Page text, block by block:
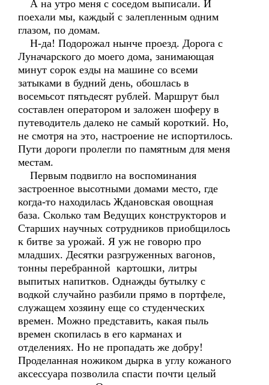
А на утро меня с соседом выписали. И
поехали мы, каждый с залепленным одним
глазом, по домам.
Н-да! Подорожал нынче проезд. Дорога с
Луначарского до моего дома, занимающая
минут сорок езды на машине со всеми
затыками в будний день, обошлась в
восемьсот пятьдесят рублей. Маршрут был
составлен оператором и заложен шоферу в
путеводитель далеко не самый короткий. Но,
не смотря на это, настроение не испортилось.
Пути дороги пролегли по памятным для меня
местам.
Первым подвигло на воспоминания
застроенное высотными домами место, где
когда-то находилась Ждановская овощная
база. Сколько там Ведущих конструкторов и
Старших научных сотрудников приобщилось
к битве за урожай. Я уж не говорю про
младших. Десятки разгруженных вагонов,
тонны перебранной картошки, литры
выпитых напитков. Однажды бутылку с
водкой случайно разбили прямо в портфеле,
служащем хозяину еще со студенческих
времен. Можно представить, какая пыль
времен скопилась в его карманах и
отделениях. Но не пропадать же добру!
Проделанная ножиком дырка в углу кожаного
аксессуара позволила спасти почти целый